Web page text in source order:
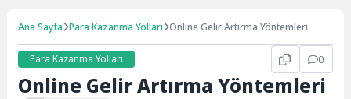
Ana Sayfa Para Kazanma Yolları Online Gelir Artırma Yöntemleri
Para Kazanma Yolları 0
Online Gelir Artırma Yöntemleri